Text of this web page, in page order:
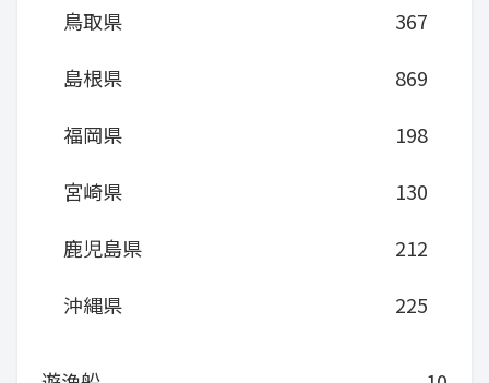
鳥取県
367
島根県
869
福岡県
198
宮崎県
130
鹿児島県
212
沖縄県
225